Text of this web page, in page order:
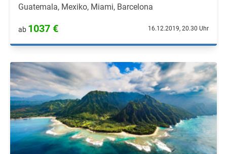
Guatemala, Mexiko, Miami, Barcelona
ab 1037 € 16.12.2019, 20.30 Uhr